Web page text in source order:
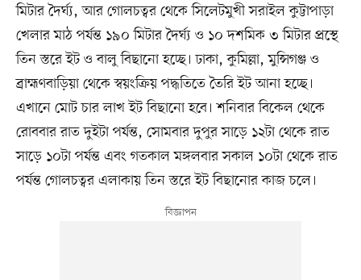
মিটার দৈর্ঘ্য, আর গোলচত্বর থেকে সিলেটমুখী সরাইল কুট্টাপাড়া
খেলার মাঠ পর্যন্ত ১৯০ মিটার দৈর্ঘ্য ও ১০ দশমিক ৩ মিটার প্রস্থে
তিন স্তরে ইট ও বালু বিছানো হচ্ছে। ঢাকা, কুমিল্লা, মুন্সিগঞ্জ ও
ব্রাহ্মণবাড়িয়া থেকে স্বয়ংক্রিয় পদ্ধতিতে তৈরি ইট আনা হচ্ছে।
এখানে মোট চার লাখ ইট বিছানো হবে। শনিবার বিকেল থেকে
রোববার রাত দুইটা পর্যন্ত, সোমবার দুপুর সাড়ে ১২টা থেকে রাত
সাড়ে ১০টা পর্যন্ত এবং গতকাল মঙ্গলবার সকাল ১০টা থেকে রাত
পর্যন্ত গোলচত্বর এলাকায় তিন স্তরে ইট বিছানোর কাজ চলে।